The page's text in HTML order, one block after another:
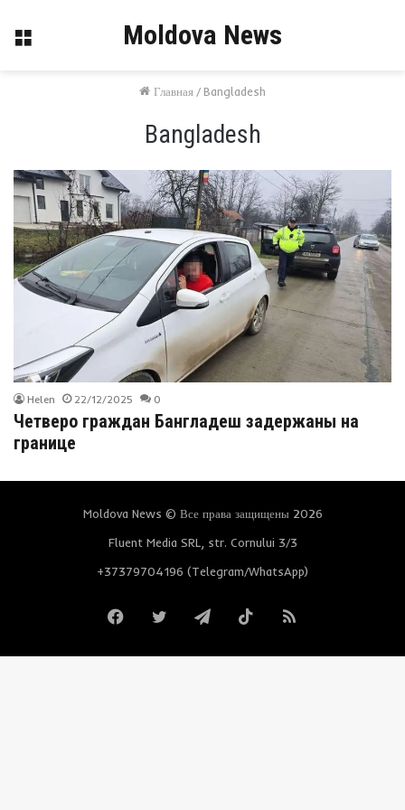
Меню Moldova News
Главная /Bangladesh
Bangladesh
Helen 22/12/2025 0
Четверо граждан Бангладеш задержаны на
границе
Moldova News © Все права защищены 2026
Fluent Media SRL, str. Cornului 3/3
+37379704196 (Telegram/WhatsApp)
FacebookTwitterTelegramTikTokRSS